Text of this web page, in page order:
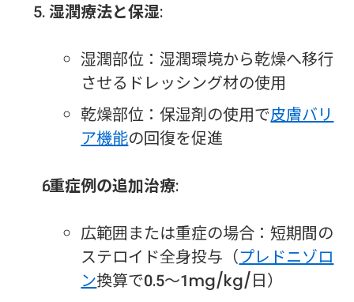
湿潤療法と保湿:
湿潤部位：湿潤環境から乾燥へ移行
させるドレッシング材の使用
乾燥部位：保湿剤の使用で皮膚バリ
ア機能の回復を促進
重症例の追加治療:
広範囲または重症の場合：短期間の
ステロイド全身投与（プレドニゾロ
ン換算で0.5〜1mg/kg/日）